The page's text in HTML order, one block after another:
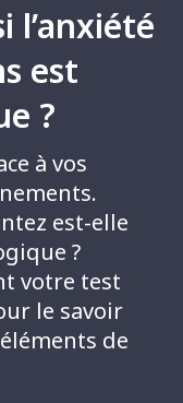
l’anxiété
est
?
à vos
est-elle
?
votre test
le savoir
de